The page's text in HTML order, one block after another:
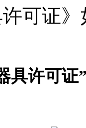
许可证
具许可证